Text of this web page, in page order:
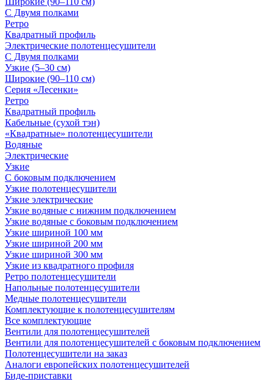
С Двумя полками
Ретро
Квадратный профиль
Электрические полотенцесушители
С Двумя полками
Узкие (5–30 см)
Широкие (90–110 см)
Серия «Лесенки»
Ретро
Квадратный профиль
Кабельные (сухой тэн)
«Квадратные» полотенцесушители
Водяные
Электрические
Узкие
С боковым подключением
Узкие полотенцесушители
Узкие электрические
Узкие водяные с нижним подключением
Узкие водяные с боковым подключением
Узкие шириной 100 мм
Узкие шириной 200 мм
Узкие шириной 300 мм
Узкие из квадратного профиля
Ретро полотенцесушители
Напольные полотенцесушители
Медные полотенцесушители
Комплектующие к полотенцесушителям
Все комплектующие
Вентили для полотенцесушителей
Вентили для полотенцесушителей с боковым подключением
Полотенцесушители на заказ
Аналоги европейских полотенцесушителей
Биде-приставки